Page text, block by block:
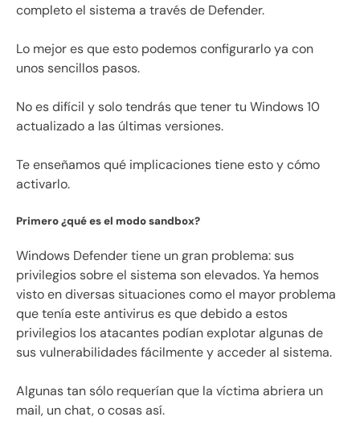
completo el sistema a través de Defender.
Lo mejor es que esto podemos configurarlo ya con
unos sencillos pasos.
No es difícil y solo tendrás que tener tu Windows 10
actualizado a las últimas versiones.
Te enseñamos qué implicaciones tiene esto y cómo
activarlo.
Primero ¿qué es el modo sandbox?
Windows Defender tiene un gran problema: sus
privilegios sobre el sistema son elevados. Ya hemos
visto en diversas situaciones como el mayor problema
que tenía este antivirus es que debido a estos
privilegios los atacantes podían explotar algunas de
sus vulnerabilidades fácilmente y acceder al sistema.
Algunas tan sólo requerían que la víctima abriera un
mail, un chat, o cosas así.